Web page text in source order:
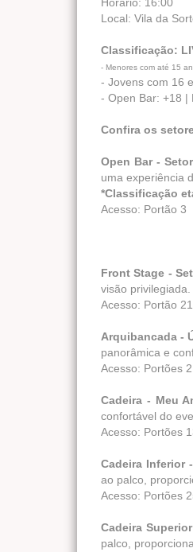
Local: Vila da
Classificação:
- Menores com até 15
- ⁠Jovens com 16
- ⁠Open Bar: +18 |
Confira os
Open Bar -
uma experiência
*Classificação
Acesso: Portão 3
Front Stage -
visão privilegiada.
Acesso: Portão 21
Arquibancada -
panorâmica e
Acesso: Portões
Cadeira - Meu
confortável do
Acesso: Portões
Cadeira Inferior
ao palco,
Acesso: Portões
Cadeira
palco,